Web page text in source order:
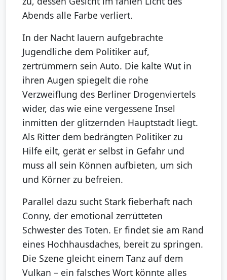
Abends alle Farbe verliert.
In der Nacht lauern aufgebrachte
Jugendliche dem Politiker auf,
zertrümmern sein Auto. Die kalte Wut in
ihren Augen spiegelt die rohe
Verzweiflung des Berliner Drogenviertels
wider, das wie eine vergessene Insel
inmitten der glitzernden Hauptstadt liegt.
Als Ritter dem bedrängten Politiker zu
Hilfe eilt, gerät er selbst in Gefahr und
muss all sein Können aufbieten, um sich
und Körner zu befreien.
Parallel dazu sucht Stark fieberhaft nach
Conny, der emotional zerrütteten
Schwester des Toten. Er findet sie am Rand
eines Hochhausdaches, bereit zu springen.
Die Szene gleicht einem Tanz auf dem
Vulkan – ein falsches Wort könnte alles